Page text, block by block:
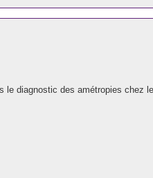
le diagnostic des amétropies chez